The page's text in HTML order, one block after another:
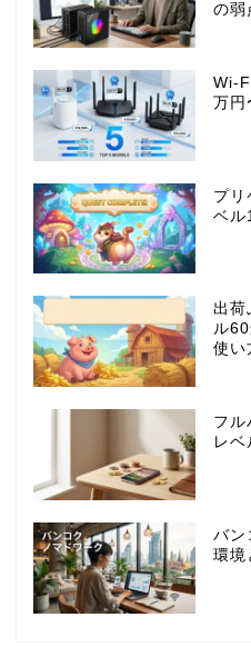
の弱
Wi-
万円
プリ
ベル
出荷
ル
使い
フル
レ
バン
環境